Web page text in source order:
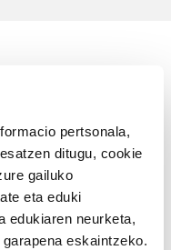
pertsonala,
ditugu, cookie
gailuko
eta eduki
edukiaren neurketa,
eskaintzeko.